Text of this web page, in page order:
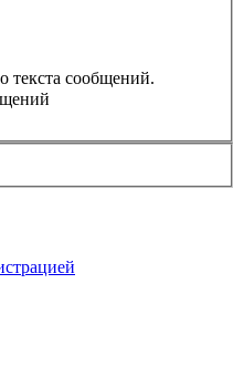
текста сообщений.